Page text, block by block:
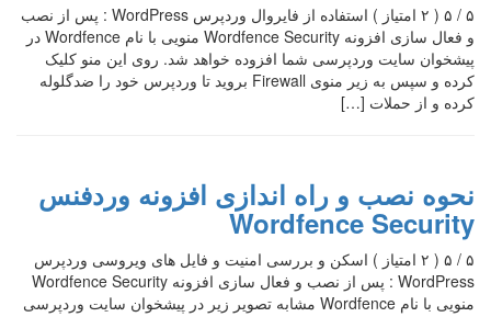
۵ / ۵ ( ۲ امتیاز ) استفاده از فایروال وردپرس WordPress : پس از نصب
و فعال سازی افزونه Wordfence Security منویی با نام Wordfence در
پیشخوان سایت وردپرسی شما افزوده خواهد شد. روی این منو کلیک
کرده و سپس به زیر منوی Firewall بروید تا وردپرس خود را ضدگلوله
کرده و از حملات […]
نحوه نصب و راه اندازی افزونه وردفنس
Wordfence Security
۵ / ۵ ( ۲ امتیاز ) اسکن و بررسی امنیت و فایل های ویروسی وردپرس
WordPress : پس از نصب و فعال سازی افزونه Wordfence Security
منویی با نام Wordfence مشابه تصویر زیر در پیشخوان سایت وردپرسی